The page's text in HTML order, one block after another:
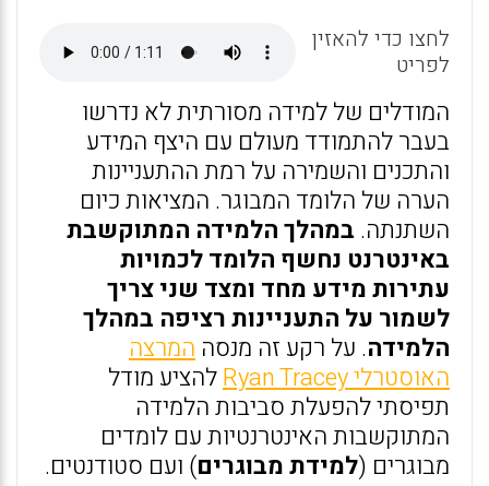
p
o
k
לחצו כדי להאזין
לפריט
המודלים של למידה מסורתית לא נדרשו
בעבר להתמודד מעולם עם היצף המידע
והתכנים והשמירה על רמת ההתעניינות
הערה של הלומד המבוגר. המציאות כיום
השתנתה. במהלך הלמידה המתוקשבת
באינטרנט נחשף הלומד לכמויות
עתירות מידע מחד ומצד שני צריך
לשמור על התעניינות רציפה במהלך
הלמידה. על רקע זה מנסה המרצה
האוסטרלי Ryan Tracey
להציע מודל
תפיסתי להפעלת סביבות הלמידה
המתוקשבות האינטרנטיות עם לומדים
מבוגרים (למידת מבוגרים) ועם סטודנטים.